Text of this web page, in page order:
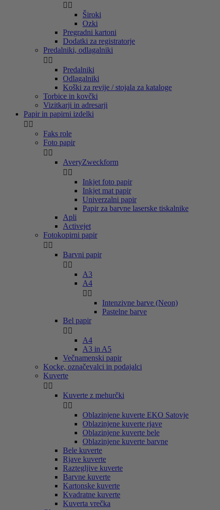
 
Široki
Ozki
Pregradni kartoni
Dodatki za registratorje
Predalniki, odlagalniki
 
Predalniki
Odlagalniki
Koški za revije / stojala za kataloge
Torbice in kovčki
Vizitkarji in adresarji
Papir in papirni izdelki
 
Faks role
Foto papir
 
AveryZweckform
 
Inkjet foto papir
Inkjet mat papir
Univerzalni papir
Papir za barvne laserske tiskalnike
Apli
Activejet
Fotokopirni papir
 
Barvni papir
 
A3
A4
 
Intenzivne barve (Neon)
Pastelne barve
Bel papir
 
A4
A3 in A5
Večnamenski papir
Kocke, označevalci in podajalci
Kuverte
 
Kuverte z mehurčki
 
Oblazinjene kuverte EKO Satovje
Oblazinjene kuverte rjave
Oblazinjene kuverte bele
Oblazinjene kuverte barvne
Bele kuverte
Rjave kuverte
Raztegljive kuverte
Barvne kuverte
Kartonske kuverte
Kvadratne kuverte
Kuverta vrečka